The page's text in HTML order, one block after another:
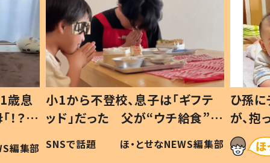
歳息
？」
編集部
小1から不登校、息子は「ギフテ
ッド」だった 父が“ウチ給食”を
作り続ける理由とは #令和の親
#令和の子
SNSで話題 ほ・とせなNEWS編集部
ひ孫
が、
「涙が
い」